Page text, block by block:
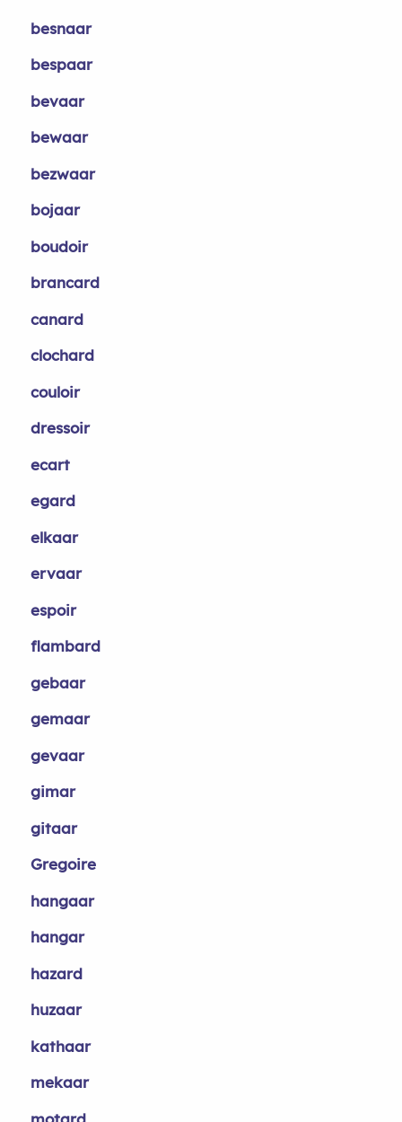
besnaar
bespaar
bevaar
bewaar
bezwaar
bojaar
boudoir
brancard
canard
clochard
couloir
dressoir
ecart
egard
elkaar
ervaar
espoir
flambard
gebaar
gemaar
gevaar
gimar
gitaar
Gregoire
hangaar
hangar
hazard
huzaar
kathaar
mekaar